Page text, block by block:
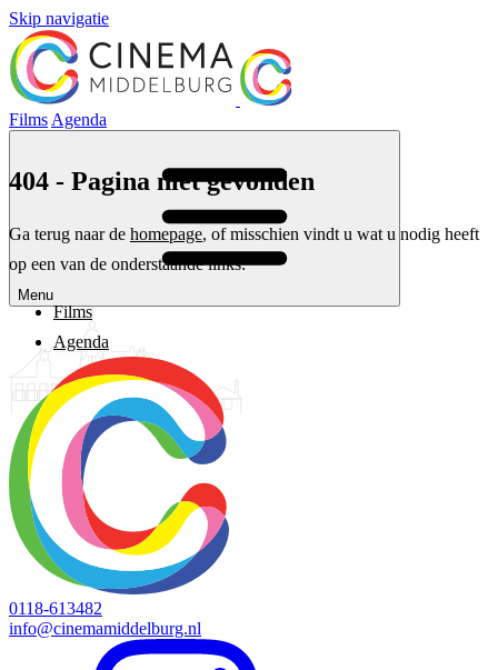
Skip navigatie
Films Agenda
Menu
404 - Pagina niet gevonden
Ga terug naar de homepage, of misschien vindt u wat u nodig heeft
op een van de onderstaande links:
Films
Agenda
0118-613482
info@cinemamiddelburg.nl